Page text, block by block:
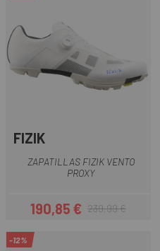
FIZIK
ZAPATILLAS FIZIK VENTO
PROXY
Precio
190,85 €Precio regular
239,99 €
-12%